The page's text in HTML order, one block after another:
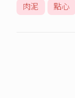
肉泥
點心